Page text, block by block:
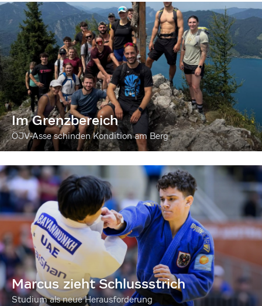
Im Grenzbereich
ÖJV-Asse schinden Kondition am Berg
Marcus zieht Schlussstrich
Studium als neue Herausforderung